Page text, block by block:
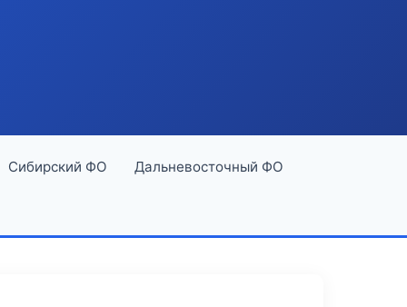
Сибирский ФО Дальневосточный ФО